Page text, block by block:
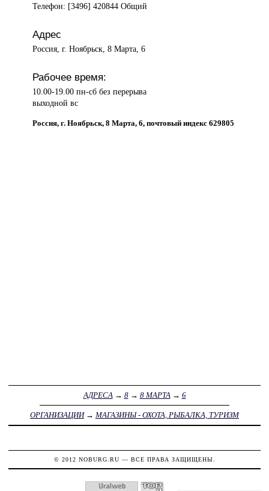
Телефон: [3496] 420844 Общий
Адрес
Россия, г. Ноябрьск, 8 Марта, 6
Рабочее время:
10.00-19.00 пн-сб без перерыва
выходной вс
Россия, г. Ноябрьск, 8 Марта, 6, почтовый индекс 629805
АДРЕСА→ 8→ 8 МАРТА→ 6
ОРГАНИЗАЦИИ→ МАГАЗИНЫ - ОХОТА, РЫБАЛКА, ТУРИЗМ
© 2012 NOBURG.RU — ВСЕ ПРАВА ЗАЩИЩЕНЫ.